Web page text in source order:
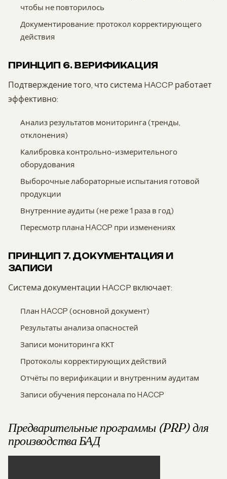
чтобы не повторилось
Документирование: протокол корректирующего
действия
ПРИНЦИП 6. ВЕРИФИКАЦИЯ
Подтверждение того, что система HACCP работает
эффективно:
Анализ результатов мониторинга (тренды,
отклонения)
Калибровка контрольно-измерительного
оборудования
Выборочные лабораторные испытания готовой
продукции
Внутренние аудиты (не реже 1 раза в год)
Пересмотр плана HACCP при изменениях
ПРИНЦИП 7. ДОКУМЕНТАЦИЯ И
ЗАПИСИ
Система документации HACCP включает:
План HACCP (основной документ)
Результаты анализа опасностей
Записи мониторинга ККТ
Протоколы корректирующих действий
Отчёты по верификации и внутренним аудитам
Записи обучения персонала по HACCP
Предварительные программы (PRP) для
производства БАД